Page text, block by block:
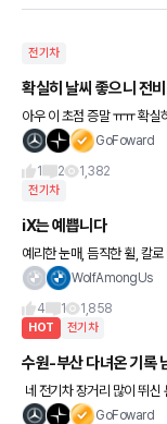
전기차
확실히 날씨 좋으니 전
아우 이 초점 증말 ㅠㅠ 확실히 날씨 포근하니 출퇴근길 막달려도 전
비 좋네요 ㅎㅎㅎ 아 오해하시는데 폴스타는 100키로당 전비입니다GoFoward
1
2 1,382
전기차
iX는 예쁩니다
예리한 눈매, 듬직한 휠, 칼
약돌같은 옆면
WolfAmongUs
4
1 1,858
HOT 전기차
수원-부산 다녀온 기록
네 전기차 장거리 많이 뛰신
고 전문가 분들도 많으시겠지만 요 근래 수원-전라도 광주 250km
GoFoward